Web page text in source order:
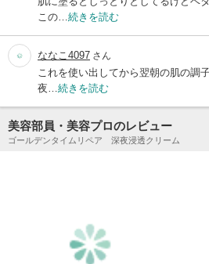
この… 続きを読む
ななこ4097 さん
これを使い出してから翌朝の肌の調
夜… 続きを読む
美容部員・美容プロのレビュー
ゴールデンタイムリペア 深夜浸透クリーム